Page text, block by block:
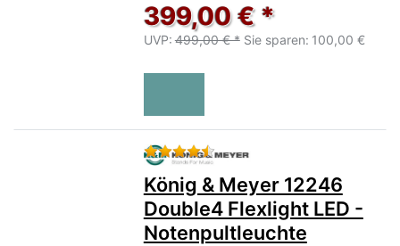
399,00 € *
UVP: 499,00 € * Sie sparen: 100,00 €
Bewertung: 4 von 5
König & Meyer 12246
Double4 Flexlight LED -
Notenpultleuchte